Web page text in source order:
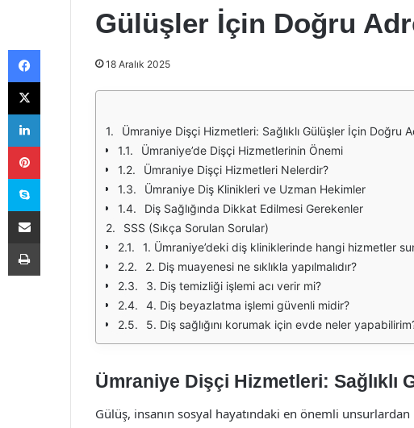
Gülüşler İçin Doğru
18 Aralık 2025
Ümraniye Dişçi Hizmetleri: Sağlıklı Gülüşler İçin Doğru
Ümraniye’de Dişçi Hizmetlerinin Önemi
Ümraniye Dişçi Hizmetleri Nelerdir?
Ümraniye Diş Klinikleri ve Uzman Hekimler
Diş Sağlığında Dikkat Edilmesi Gerekenler
SSS (Sıkça Sorulan Sorular)
1. Ümraniye’deki diş kliniklerinde hangi hizmetler
2. Diş muayenesi ne sıklıkla yapılmalıdır?
3. Diş temizliği işlemi acı verir mi?
4. Diş beyazlatma işlemi güvenli midir?
5. Diş sağlığını korumak için evde neler
Ümraniye Dişçi Hizmetleri: Sağlıklı
Gülüş, insanın sosyal hayatındaki en önemli
Facebook
X
LinkedIn
Pinterest
Skype
E-Posta ile paylaş